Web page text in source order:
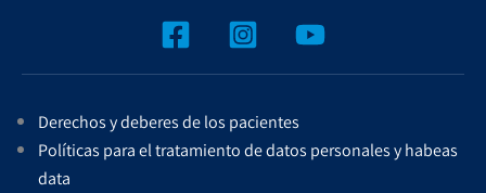
Derechos y deberes de los pacientes
Políticas para el tratamiento de datos personales y habeas
data